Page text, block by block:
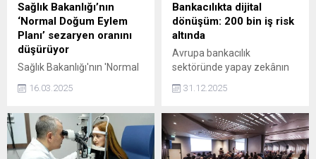
Sağlık Bakanlığı’nın
‘Normal Doğum Eylem
Planı’ sezaryen oranını
düşürüyor
Sağlık Bakanlığı'nın 'Normal
kapsamında hayata
doğum oranında düşüş
gözlemlendi.
Gaziosmanpaşa Eğitim ve
16.03.2025
Bankacılıkta dijital
dönüşüm: 200 bin iş risk
altında
Avrupa bankacılık
sektöründe yapay zekânın
yıllarda ciddi bir istihdam
getiriyor. Dijitalleşme ve
şube kapanmalarıyla 2030’a
kadar 200 bini aşkın
31.12.2025